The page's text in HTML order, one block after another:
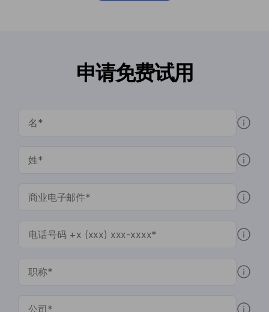
申请免费试用